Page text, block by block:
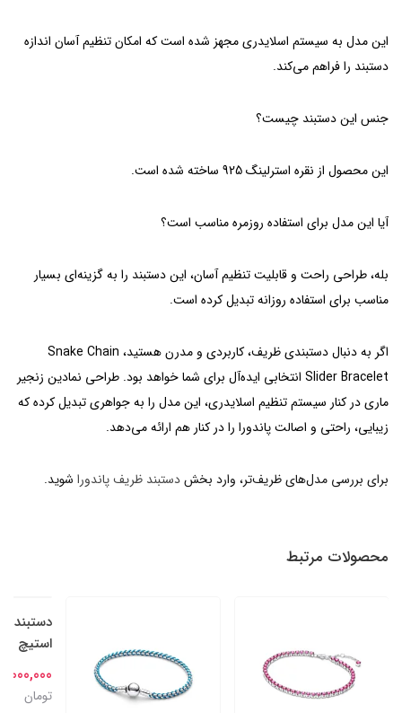
این مدل به سیستم اسلایدری مجهز شده است که امکان تنظیم آسان اندازه
دستبند را فراهم می‌کند.
جنس این دستبند چیست؟
این محصول از نقره استرلینگ 925 ساخته شده است.
آیا این مدل برای استفاده روزمره مناسب است؟
بله، طراحی راحت و قابلیت تنظیم آسان، این دستبند را به گزینه‌ای بسیار
مناسب برای استفاده روزانه تبدیل کرده است.
اگر به دنبال دستبندی ظریف، کاربردی و مدرن هستید، Snake Chain
Slider Bracelet انتخابی ایده‌آل برای شما خواهد بود. طراحی نمادین زنجیر
ماری در کنار سیستم تنظیم اسلایدری، این مدل را به جواهری تبدیل کرده که
زیبایی، راحتی و اصالت پاندورا را در کنار هم ارائه می‌دهد.
برای بررسی مدل‌های ظریف‌تر، وارد بخشدستبند ظریف پاندورا شوید.
محصولات مرتبط